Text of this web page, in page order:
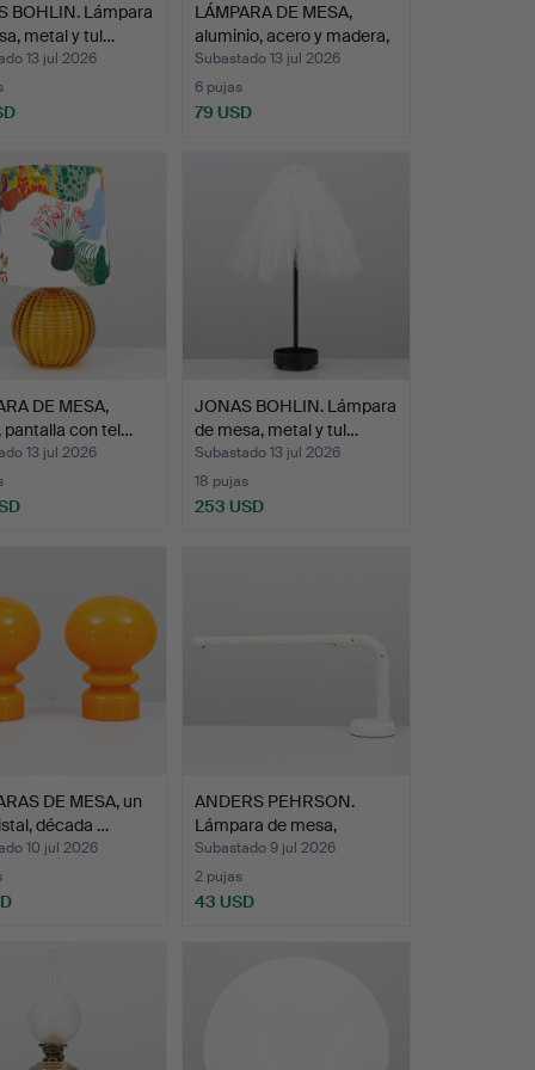
BOHLIN. Lámpara
metal y tul…
13 jul 2026
LÁMPARA DE MESA,
aluminio, acero y madera,
…
Subastado 13 jul 2026
6 pujas
79 USD
DE MESA,
pantalla con tel…
13 jul 2026
JONAS BOHLIN. Lámpara
de mesa, metal y tul…
Subastado 13 jul 2026
18 pujas
253 USD
DE MESA, un
década …
10 jul 2026
ANDERS PEHRSON.
Lámpara de mesa,
"Tuben", …
Subastado 9 jul 2026
2 pujas
43 USD